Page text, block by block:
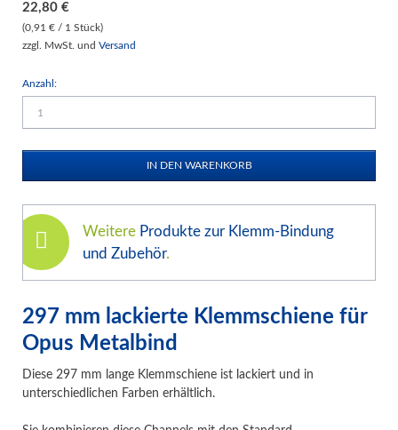
22,80 €
(0,91 € / 1 Stück)
zzgl. MwSt. und Versand
Anzahl:
Weitere Produkte zur Klemm-Bindung
und Zubehör.
297 mm lackierte Klemmschiene für
Opus Metalbind
Diese 297 mm lange Klemmschiene ist lackiert und in
unterschiedlichen Farben erhältlich.